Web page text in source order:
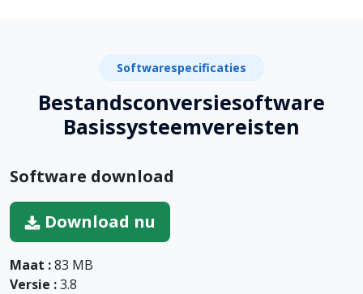
Softwarespecificaties
Bestandsconversiesoftware
Basissysteemvereisten
Software download
Download nu
Maat :83 MB
Versie :3.8